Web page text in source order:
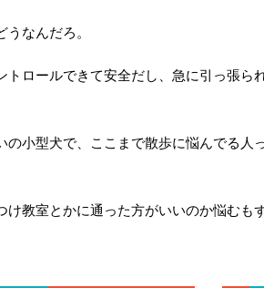
なんだろ。
トロールできて安全だし、急に引っ張ら
小型犬で、ここまで散歩に悩んでる人
教室とかに通った方がいいのか悩むも